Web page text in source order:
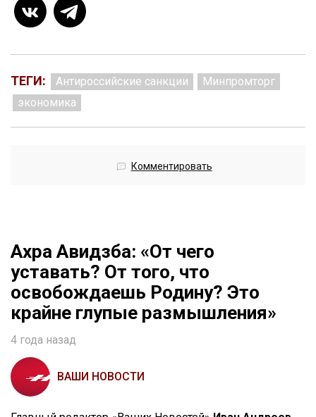
ТЕГИ: Антироссийские санкции
Минпромторг
экономика
Комментировать
Ахра Авидзба: «От чего
уставать? От того, что
освобождаешь Родину? Это
крайне глупые размышления»
4 года назад
ВАШИ НОВОСТИ